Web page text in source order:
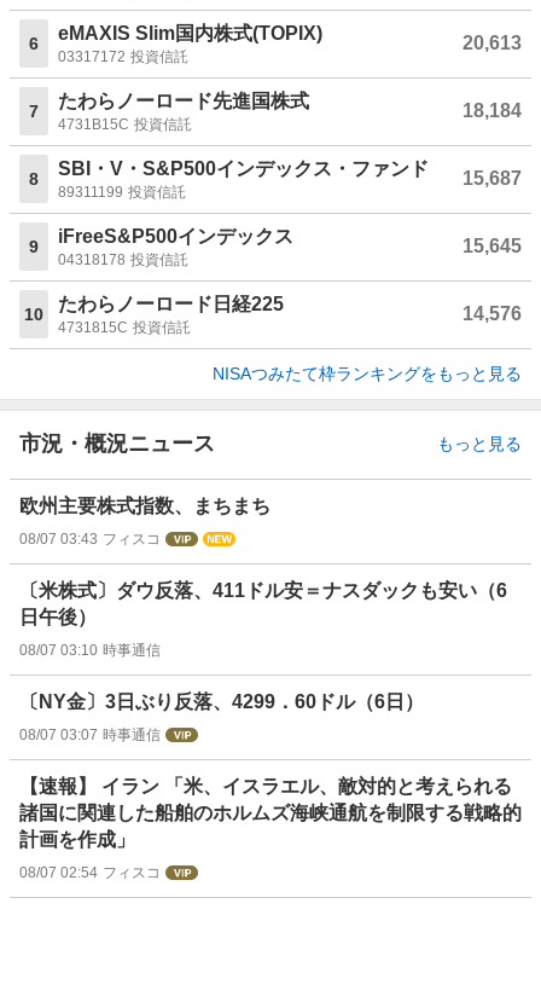
6 eMAXIS Slim国内株式(TOPIX)
03317172 投資信託
20,613
7 たわらノーロード先進国株式
4731B15C 投資信託
18,184
8 SBI・V・S&P500インデックス・ファンド
89311199 投資信託
15,687
9 iFreeS&P500インデックス
04318178 投資信託
15,645
10 たわらノーロード日経225
4731815C 投資信託
14,576
NISAつみたて枠ランキングをもっと見る
市況・概況ニュース もっと見る
欧州主要株式指数、まちまち
08/07 03:43 フィスコ
〔米株式〕ダウ反落、411ドル安＝ナスダックも安い（6
日午後）
08/07 03:10 時事通信
〔NY金〕3日ぶり反落、4299．60ドル（6日）
08/07 03:07 時事通信
【速報】 イラン 「米、イスラエル、敵対的と考えられる
諸国に関連した船舶のホルムズ海峡通航を制限する戦略的
計画を作成」
08/07 02:54 フィスコ